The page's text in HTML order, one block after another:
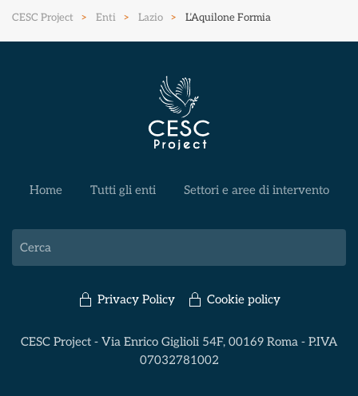
CESC Project Enti Lazio L’Aquilone Formia
Home Tutti gli enti Settori e aree di intervento
Privacy Policy Cookie policy
CESC Project - Via Enrico Giglioli 54F, 00169 Roma - P.IVA
07032781002